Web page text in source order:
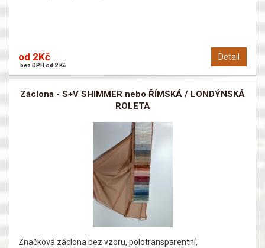
Detail
od 2Kč
bez DPH od 2 Kč
Záclona - S+V SHIMMER nebo ŘÍMSKÁ / LONDÝNSKÁ
ROLETA
Značková záclona bez vzoru, polotransparentní,